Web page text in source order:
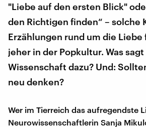
"Liebe auf den ersten Blick"
den Richtigen finden“ – solche
Erzählungen rund um die
jeher in der Popkultur. Was
Wissenschaft dazu? Und:
neu denken?
Wer im Tierreich das aufregendste
Neurowissenschaftlerin Sanja